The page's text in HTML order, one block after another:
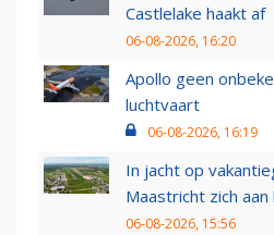
Castlelake haakt af
06-08-2026, 16:20
Apollo geen
luchtvaart
06-08-2026, 16:19
In jacht op
Maastricht zich aan
06-08-2026, 15:56